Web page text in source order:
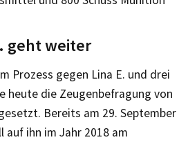
geht weiter
Prozess gegen Lina E. und drei
heute die Zeugenbefragung von
Bereits am 29. September
ihn im Jahr 2018 am